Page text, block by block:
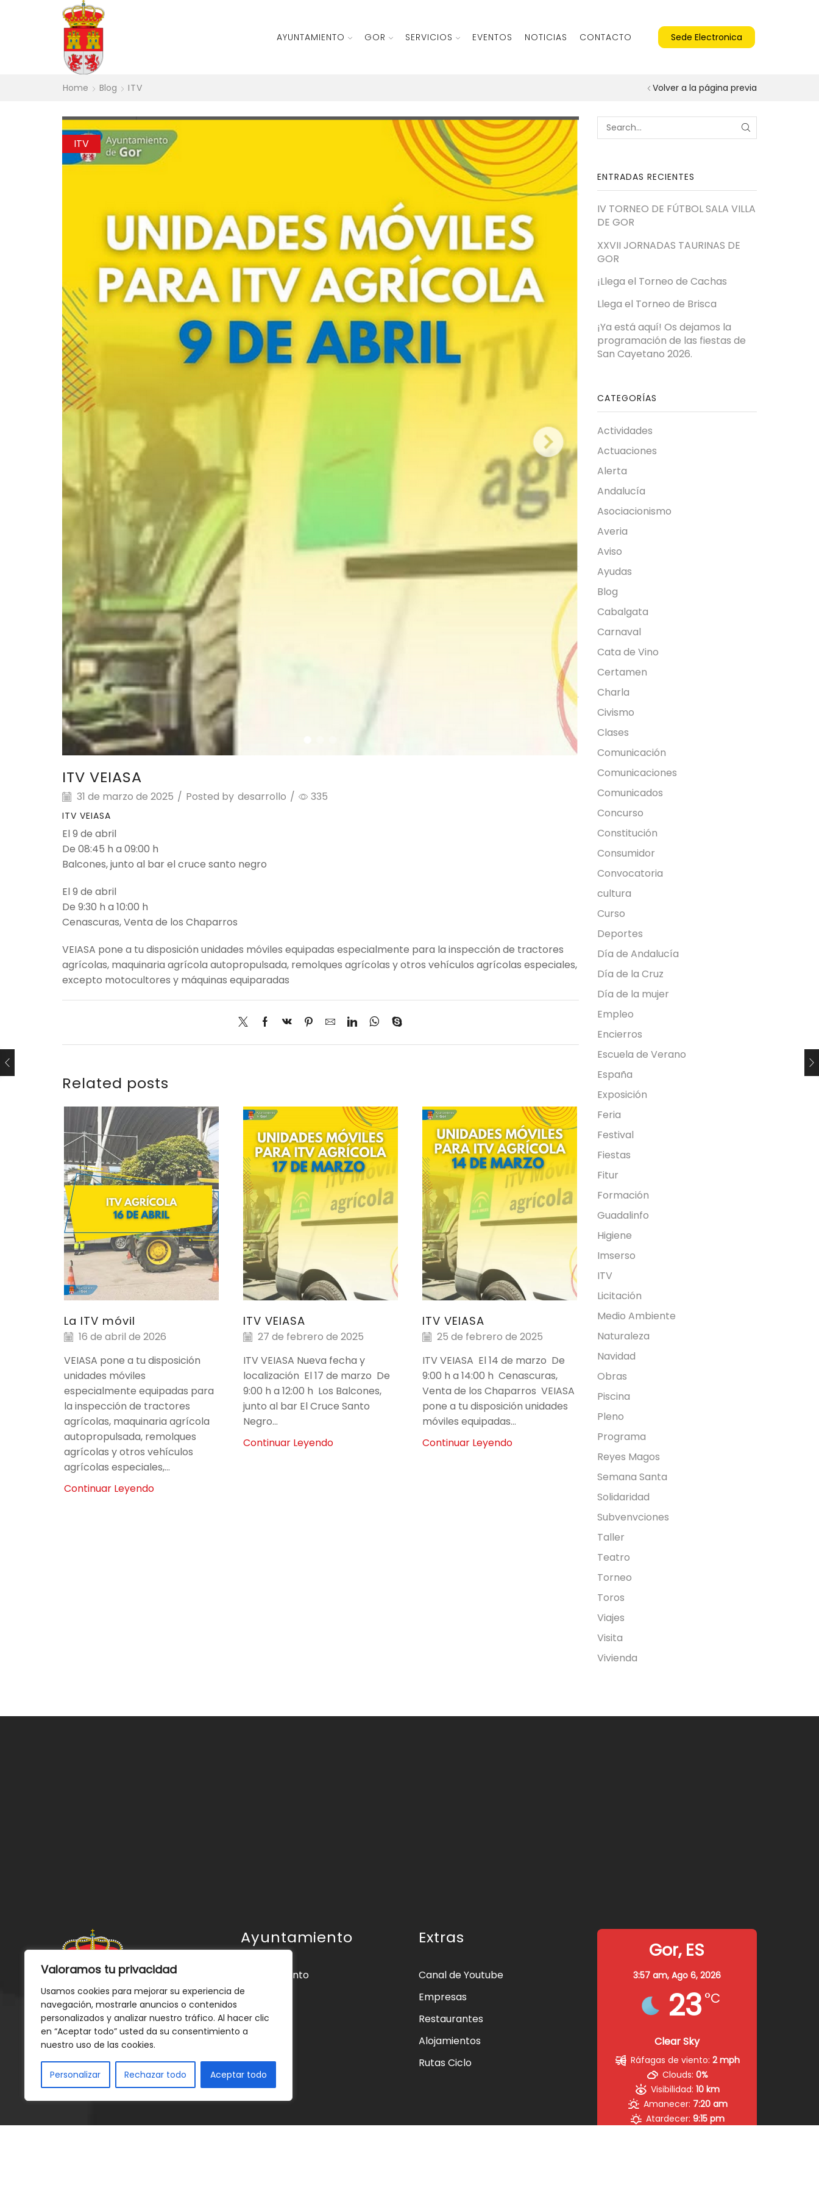
Valoramos tu privacidad
Usamos cookies para mejorar su experiencia de
navegación, mostrarle anuncios o contenidos
personalizados y analizar nuestro tráfico. Al hacer clic
en “Aceptar todo” usted da su consentimiento a
nuestro uso de las cookies.
Personalizar Rechazar todo Aceptar todo
AYUNTAMIENTO GOR SERVICIOS EVENTOS NOTICIAS CONTACTO Sede Electronica
Volver a la página previa
Home Blog ITV
ITV
ITV VEIASA
31 de marzo de 2025 / Posted by desarrollo / 335
ITV VEIASA
El 9 de abril
De 08:45 h a 09:00 h
Balcones, junto al bar el cruce santo negro
El 9 de abril
De 9:30 h a 10:00 h
Cenascuras, Venta de los Chaparros
VEIASA pone a tu disposición unidades móviles equipadas especialmente para la inspección de tractores
agrícolas, maquinaria agrícola autopropulsada, remolques agrícolas y otros vehículos agrícolas especiales,
excepto motocultores y máquinas equiparadas
Related posts
La ITV móvil
16 de abril de 2026
VEIASA pone a tu disposición
unidades móviles
especialmente equipadas para
la inspección de tractores
agrícolas, maquinaria agrícola
autopropulsada, remolques
agrícolas y otros vehículos
agrícolas especiales,...
Continuar Leyendo
ITV VEIASA
27 de febrero de 2025
ITV VEIASA Nueva fecha y
localización El 17 de marzo De
9:00 h a 12:00 h Los Balcones,
junto al bar El Cruce Santo
Negro...
Continuar Leyendo
ITV VEIASA
25 de febrero de 2025
ITV VEIASA El 14 de marzo De
9:00 h a 14:00 h Cenascuras,
Venta de los Chaparros VEIASA
pone a tu disposición unidades
móviles equipadas...
Continuar Leyendo
SEARCH
ENTRADAS RECIENTES
IV TORNEO DE FÚTBOL SALA VILLA
DE GOR
XXVII JORNADAS TAURINAS DE
GOR
¡Llega el Torneo de Cachas
Llega el Torneo de Brisca
¡Ya está aquí! Os dejamos la
programación de las fiestas de
San Cayetano 2026.
CATEGORÍAS
Actividades
Actuaciones
Alerta
Andalucía
Asociacionismo
Averia
Aviso
Ayudas
Blog
Cabalgata
Carnaval
Cata de Vino
Certamen
Charla
Civismo
Clases
Comunicación
Comunicaciones
Comunicados
Concurso
Constitución
Consumidor
Convocatoria
cultura
Curso
Deportes
Día de Andalucía
Día de la Cruz
Día de la mujer
Empleo
Encierros
Escuela de Verano
España
Exposición
Feria
Festival
Fiestas
Fitur
Formación
Guadalinfo
Higiene
Imserso
ITV
Licitación
Medio Ambiente
Naturaleza
Navidad
Obras
Piscina
Pleno
Programa
Reyes Magos
Semana Santa
Solidaridad
Subvenvciones
Taller
Teatro
Torneo
Toros
Viajes
Visita
Vivienda
Plaza Mayor, 1 Gor, Granada
Tlfno: 958 68 20 01
ayuntamientogor@hotmail.com
Ayuntamiento
Ayuntamiento
Gor
Servicios
Noticias
Contacto
Extras
Canal de Youtube
Empresas
Restaurantes
Alojamientos
Rutas Ciclo
Gor, ES
3:57 am, Ago 6, 2026
23 °C
Clear Sky
Ráfagas de viento: 2 mph
Clouds: 0%
Visibilidad: 10 km
Amanecer: 7:20 am
Atardecer: 9:15 pm